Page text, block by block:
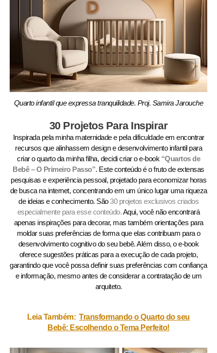
Quarto infantil que expressa tranquilidade. Proj. Samira Jarouche
30 Projetos Para Inspirar
Inspirada pela minha maternidade e pela dificuldade em encontrar
recursos que alinhassem design e desenvolvimento infantil para
criar o quarto da minha filha, decidi criar o e-book “Quartos de
Bebê – O Primeiro Passo”. Este conteúdo é o fruto de extensas
pesquisas e experiência pessoal, projetado para economizar horas
de busca na internet, concentrando em um único lugar uma riqueza
de ideias e conhecimento. São30 projetos exclusivos criados
especialmente para esse conteúdo.Aqui, você não encontrará
apenas inspirações para decorar, mas também orientações para
moldar suas preferências de forma que elas contribuam para o
desenvolvimento cognitivo do seu bebê. Além disso, o e-book
oferece sugestões práticas para a execução de cada projeto,
garantindo que você possa definir suas preferências com confiança
e informação, mesmo antes de considerar a contratação de um
arquiteto.
Leia Também: Transformando o Quarto do seu
Bebê: Escolhendo o Tema Perfeito!